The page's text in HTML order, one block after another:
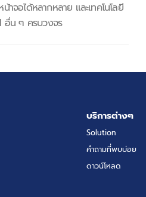
จอได้หลากหลาย และเทคโนโลยี
อื่น ๆ ครบวงจร
บริการต่างๆ
Solution
คำถามที่พบบ่อย
ดาวน์โหลด